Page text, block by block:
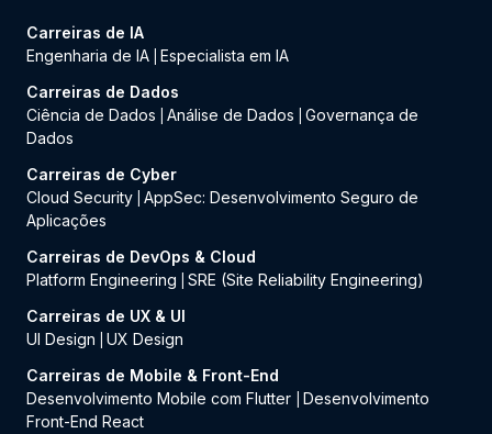
Carreiras de IA
Engenharia de IA Especialista em IA
Carreiras de Dados
Ciência de Dados
Análise de Dados
Governança de
Dados
Carreiras de Cyber
Cloud Security AppSec: Desenvolvimento Seguro de
Aplicações
Carreiras de DevOps & Cloud
Platform Engineering
SRE (Site Reliability Engineering)
Carreiras de UX & UI
UI Design
UX Design
Carreiras de Mobile & Front-End
Desenvolvimento Mobile com Flutter
Desenvolvimento
Front-End React